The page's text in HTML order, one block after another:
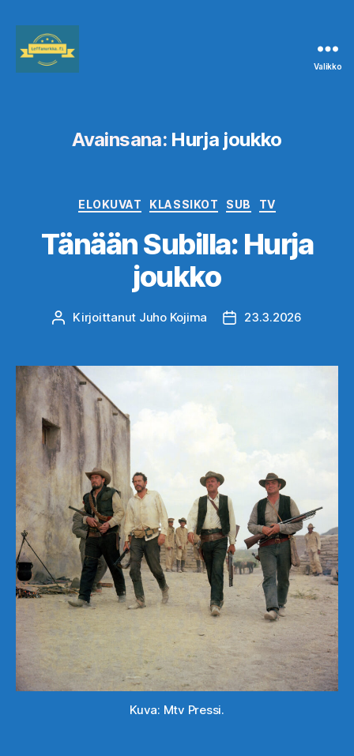
Valikko
Avainsana: Hurja joukko
Kategoriat
ELOKUVAT KLASSIKOT SUB TV
Tänään Subilla: Hurja
joukko
Kirjoittaja
Kirjoittanut Juho Kojima Julkaisupäivämäärä
23.3.2026
Kuva: Mtv Pressi.